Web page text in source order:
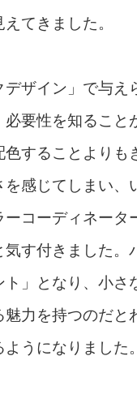
てきました。
デザイン」で与
必要性を知ること
色することより
感じてしまい、
ーコーディネー
気す付きました。
ト」となり、小
魅力を持つのだと
うになりました。